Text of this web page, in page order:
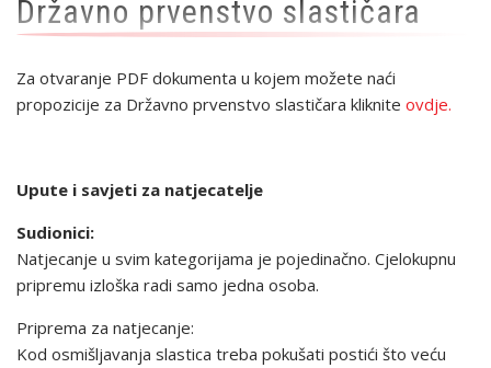
Državno prvenstvo slastičara
Za otvaranje PDF dokumenta u kojem možete naći
propozicije za Državno prvenstvo slastičara kliknite ovdje.
Upute i savjeti za natjecatelje
Sudionici:
Natjecanje u svim kategorijama je pojedinačno. Cjelokupnu
pripremu izloška radi samo jedna osoba.
Priprema za natjecanje:
Kod osmišljavanja slastica treba pokušati postići što veću